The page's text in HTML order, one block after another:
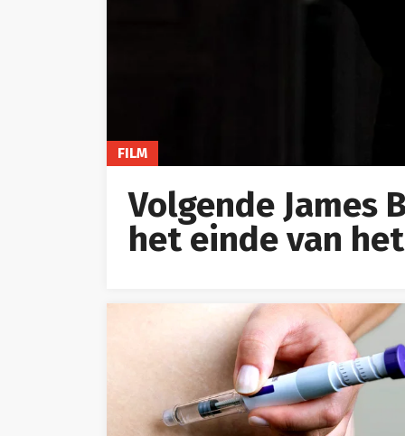
FILM
Volgende James
het einde van